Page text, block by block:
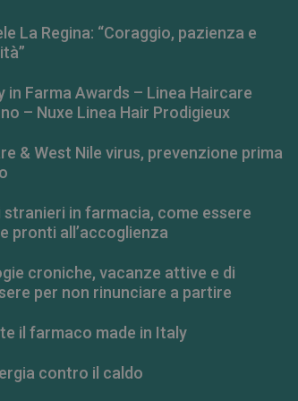
La Regina: “Coraggio, pazienza e
in Farma Awards – Linea Haircare
– Nuxe Linea Hair Prodigieux
& West Nile virus, prevenzione prima
stranieri in farmacia, come essere
pronti all’accoglienza
croniche, vacanze attive e di
per non rinunciare a partire
il farmaco made in Italy
contro il caldo